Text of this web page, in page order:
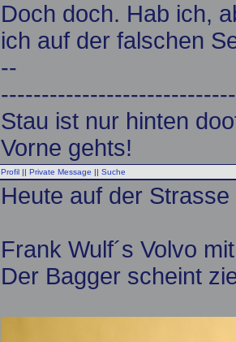
Doch doch. Hab ich,
ich auf der falschen
--
Stau ist nur hinten
Vorne gehts!
Profil || Private Message || Suche
Heute auf der
Frank Wulf´s Volvo
Der Bagger scheint